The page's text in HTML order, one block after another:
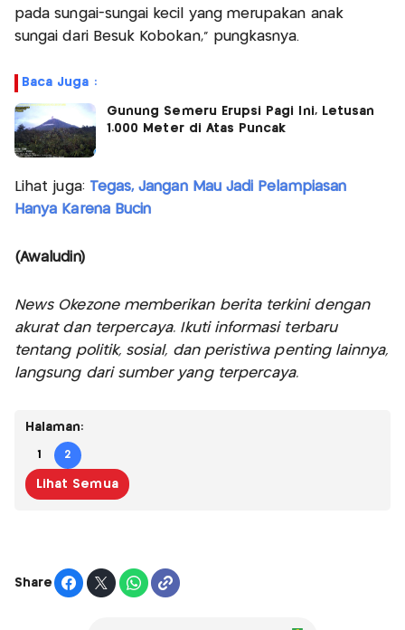
pada sungai-sungai kecil yang merupakan anak
sungai dari Besuk Kobokan,” pungkasnya.
Baca Juga :
Gunung Semeru Erupsi Pagi Ini, Letusan
1.000 Meter di Atas Puncak
Lihat juga: Tegas, Jangan Mau Jadi Pelampiasan
Hanya Karena Bucin
(Awaludin)
News Okezone memberikan berita terkini dengan
akurat dan terpercaya. Ikuti informasi terbaru
tentang politik, sosial, dan peristiwa penting lainnya,
langsung dari sumber yang terpercaya.
Halaman:
1 2
Lihat Semua
Share